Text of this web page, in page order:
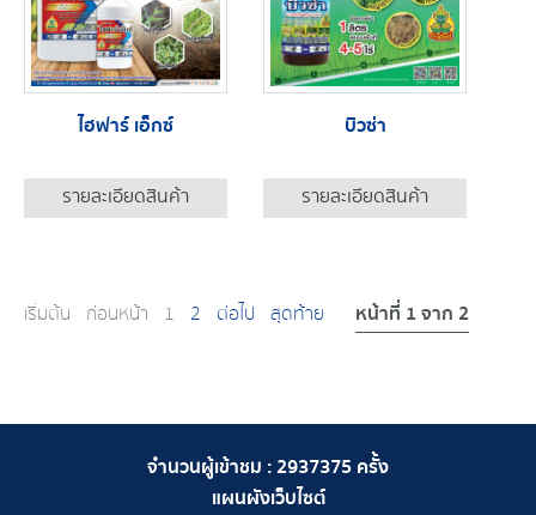
ไฮฟาร์ เอ็กซ์
รายละเอียดสินค้า
บิวซ่า
รายละเอียดสินค้า
เริ่มต้น ก่อนหน้า 1 2 ต่อไป สุดท้าย หน้าที่ 1 จาก 2
จำนวนผู้เข้าชม :2937375 ครั้ง
แผนผังเว็บไซต์